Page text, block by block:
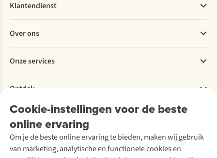
Cookie-instellingen voor de beste
online ervaring
Om je de beste online ervaring te bieden, maken wij gebruik
van marketing, analytische en functionele cookies en
Klantendienst
Bestellen
Betalen
Levering
Retourneren
Bestelling herroepen
Garantie
Contact
Over ons
Explore More
Verantwoord ondernemen
Over Ayacucho
Onze winkels
Over A.S.Adventure
Toegankelijkheidsverklaring
Onze services
Ski-onderhoud
Wasservice
Schoenonderhoud
Schoenherstelling
Kledingherstelling
Ontdek
A.S.Magazine
Podcast
Explore Academy
Explore Camp
Meld je aan voor de nieuwsbrief